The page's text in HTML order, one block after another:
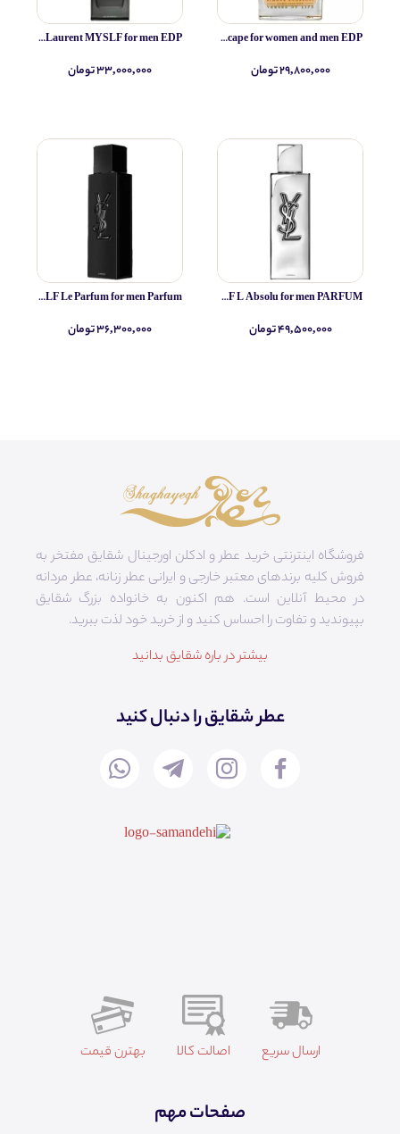
Simone Andreoli Tulum Junglescape for women and men EDP
۲۹,۸۰۰,۰۰۰ تومان
Yves Saint Laurent MYSLF L Absolu for men PARFUM
۴۹,۵۰۰,۰۰۰ تومان
Yves Saint Laurent MYSLF for men EDP
۳۳,۰۰۰,۰۰۰ تومان
Yves Saint Laurent MYSLF Le Parfum for men Parfum
۳۶,۳۰۰,۰۰۰ تومان
فروشگاه اینترنتی خرید عطر و ادکلن اورجینال شقایق مفتخر به
فروش کلیه برندهای معتبر خارجی و ایرانی عطر زنانه، عطر مردانه
در محیط آنلاین است. هم‌ اکنون به خانواده بزرگ شقایق
بپیوندید و تفاوت را احساس کنید و از خرید خود لذت ببرید.
بیشتر در باره شقایق بدانید
عطر شقایق را دنبال کنید
ارسال سریع اصالت کالا بهترن قیمت
صفحات مهم